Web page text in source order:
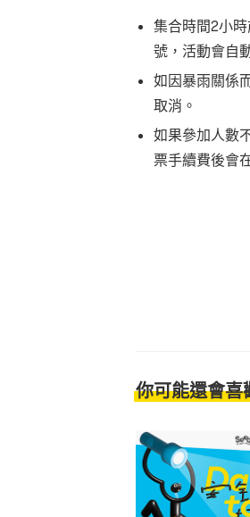
集合時間2小
號，活動會自
如因暴雨關係
取消。
如果參加人數
票手續費後會
你可能還會喜